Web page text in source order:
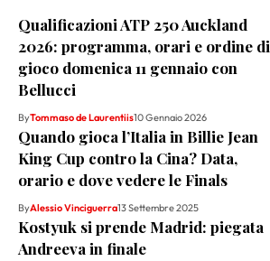
Qualificazioni ATP 250 Auckland
2026: programma, orari e ordine di
gioco domenica 11 gennaio con
Bellucci
ByTommaso de Laurentiis10 Gennaio 2026
Quando gioca l’Italia in Billie Jean
King Cup contro la Cina? Data,
orario e dove vedere le Finals
ByAlessio Vinciguerra13 Settembre 2025
Kostyuk si prende Madrid: piegata
Andreeva in finale